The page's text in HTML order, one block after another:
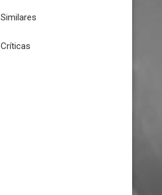
Similares
Críticas